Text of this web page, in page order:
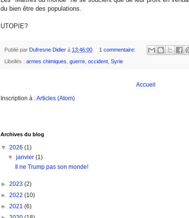
du bien être des populations.
UTOPIE?
Publié par Dufresne Didier à 13:46:00 1 commentaire:
Libellés : armes chimiques guerre occident Syrie
Accueil
Inscription à :Articles (Atom)
Archives du blog
▼ 2026 (1)
▼janvier(1)
Il ne Trump pas son monde!
► 2023 (2)
► 2022 (10)
► 2021 (6)